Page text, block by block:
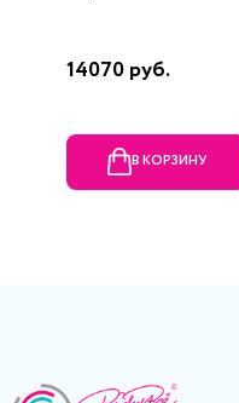
14070 руб.
В КОРЗИНУ